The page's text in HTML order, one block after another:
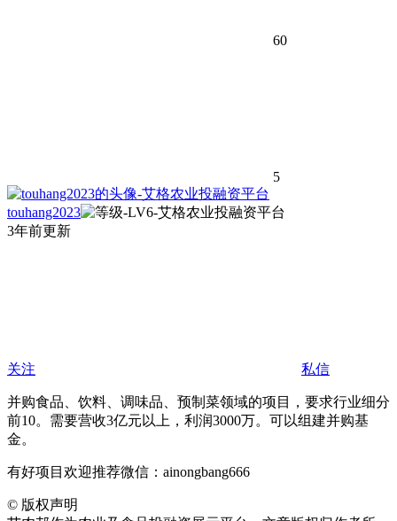
60
5
touhang2023
3年前更新
关注 私信
并购食品、饮料、调味品、预制菜领域的项目，要求行业细分
前10。需要营收3亿元以上，利润3000万。可以组建并购基
金。
有好项目欢迎推荐微信：ainongbang666
© 版权声明